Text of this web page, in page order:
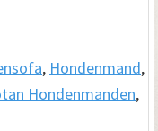
, Hondenmand,
Hondenmanden,